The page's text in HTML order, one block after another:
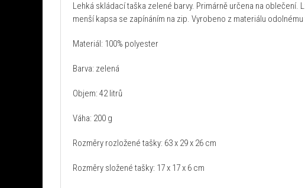
Lehká skládací taška zelené barvy. Primárně určena na oblečení.
menší kapsa se zapínáním na zip. Vyrobeno z materiálu odolnému
Materiál: 100% polyester
Barva: zelená
Objem: 42 litrů
Váha: 200 g
Rozměry rozložené tašky: 63 x 29 x 26 cm
Rozměry složené tašky: 17 x 17 x 6 cm